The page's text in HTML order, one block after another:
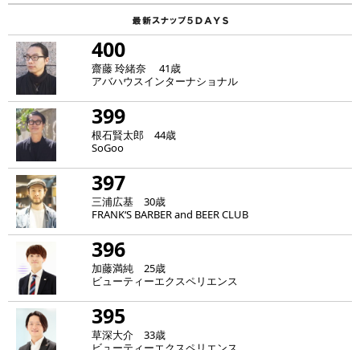
400
齋藤 玲緒奈 41歳
アバハウスインターナショナル
399
根石賢太郎 44歳
SoGoo
397
三浦広基 30歳
FRANK‘S BARBER and BEER CLUB
396
加藤満純 25歳
ビューティーエクスペリエンス
395
草深大介 33歳